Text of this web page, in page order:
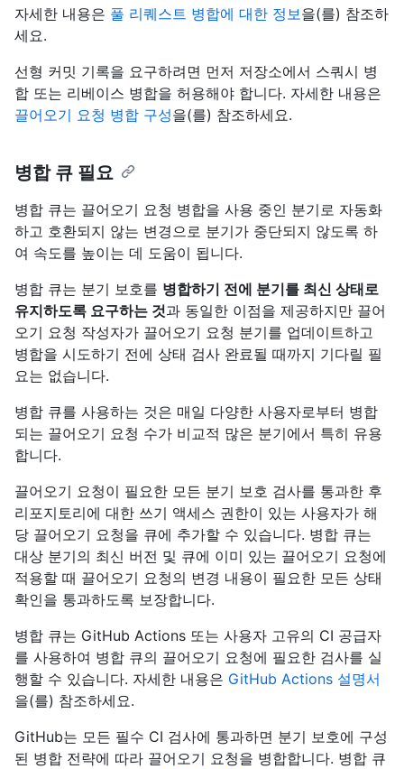
자세한 내용은 풀 리퀘스트 병합에 대한 정보을(를) 참조하
세요.
선형 커밋 기록을 요구하려면 먼저 저장소에서 스쿼시 병
합 또는 리베이스 병합을 허용해야 합니다. 자세한 내용은
끌어오기 요청 병합 구성을(를) 참조하세요.
병합 큐 필요
병합 큐는 끌어오기 요청 병합을 사용 중인 분기로 자동화
하고 호환되지 않는 변경으로 분기가 중단되지 않도록 하
여 속도를 높이는 데 도움이 됩니다.
병합 큐는 분기 보호를 병합하기 전에 분기를 최신 상태로
유지하도록 요구하는 것과 동일한 이점을 제공하지만 끌어
오기 요청 작성자가 끌어오기 요청 분기를 업데이트하고
병합을 시도하기 전에 상태 검사 완료될 때까지 기다릴 필
요는 없습니다.
병합 큐를 사용하는 것은 매일 다양한 사용자로부터 병합
되는 끌어오기 요청 수가 비교적 많은 분기에서 특히 유용
합니다.
끌어오기 요청이 필요한 모든 분기 보호 검사를 통과한 후
리포지토리에 대한 쓰기 액세스 권한이 있는 사용자가 해
당 끌어오기 요청을 큐에 추가할 수 있습니다. 병합 큐는
대상 분기의 최신 버전 및 큐에 이미 있는 끌어오기 요청에
적용할 때 끌어오기 요청의 변경 내용이 필요한 모든 상태
확인을 통과하도록 보장합니다.
병합 큐는 GitHub Actions 또는 사용자 고유의 CI 공급자
를 사용하여 병합 큐의 끌어오기 요청에 필요한 검사를 실
행할 수 있습니다. 자세한 내용은 GitHub Actions 설명서
을(를) 참조하세요.
GitHub는 모든 필수 CI 검사에 통과하면 분기 보호에 구성
된 병합 전략에 따라 끌어오기 요청을 병합합니다. 병합 큐